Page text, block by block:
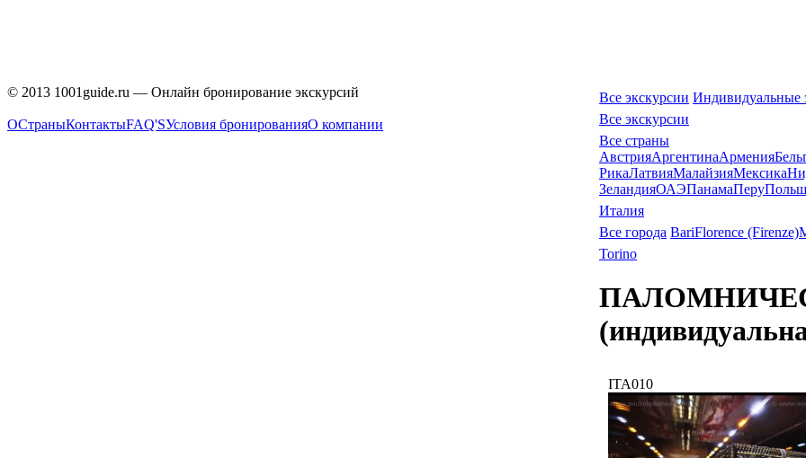
Все экскурсии Индивидуальные
Все экскурсии
Все страны
АвстрияАргентинаАрмения
РикаЛатвияМалайзияМексика
ЗеландияОАЭПанамаПеру
Италия
Все города BariFlorence (Firenze)
Torino
ITA010
© 2013 1001guide.ru — Онлайн бронирование экскурсий
ОСтраныКонтактыFAQ'SУсловия бронированияО компании